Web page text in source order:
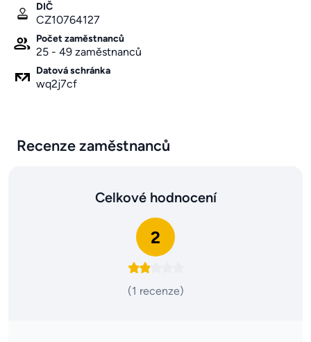
DIČ
CZ10764127
Počet zaměstnanců
25 - 49 zaměstnanců
Datová schránka
wq2j7cf
Recenze zaměstnanců
Celkové hodnocení
2
(1 recenze)